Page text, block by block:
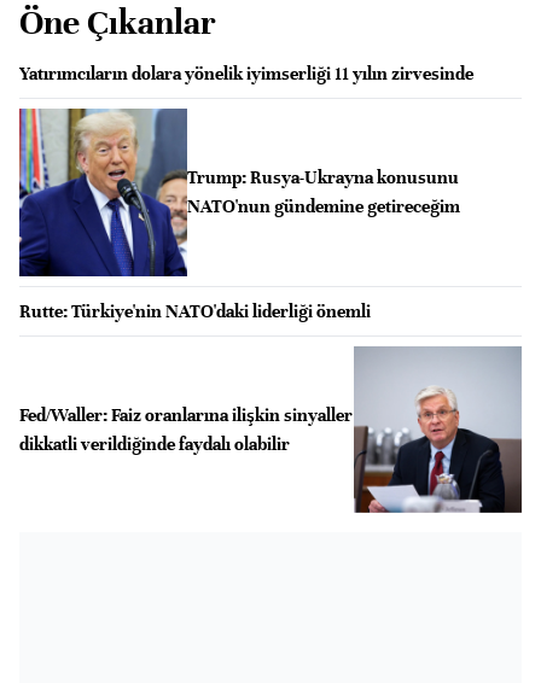
Öne Çıkanlar
Yatırımcıların dolara yönelik iyimserliği 11 yılın zirvesinde
Trump: Rusya-Ukrayna konusunu
NATO'nun gündemine getireceğim
Rutte: Türkiye'nin NATO'daki liderliği önemli
Fed/Waller: Faiz oranlarına ilişkin sinyaller
dikkatli verildiğinde faydalı olabilir